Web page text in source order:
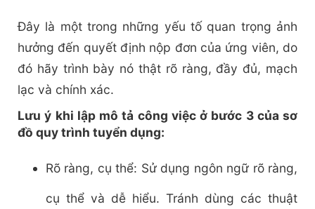
Đây là một trong những yếu tố quan trọng ảnh
hưởng đến quyết định nộp đơn của ứng viên, do
đó hãy trình bày nó thật rõ ràng, đầy đủ, mạch
lạc và chính xác.
Lưu ý khi lập mô tả công việc ở bước 3 của sơ
đồ quy trình tuyển dụng:
Rõ ràng, cụ thể: Sử dụng ngôn ngữ rõ ràng,
cụ thể và dễ hiểu. Tránh dùng các thuật